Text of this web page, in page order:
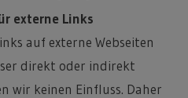
externe Links
auf externe Webseiten
direkt oder indirekt
wir keinen Einfluss. Daher